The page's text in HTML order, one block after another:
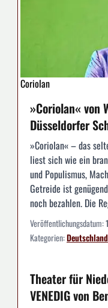
Coriolan
»Coriolan« von
Düsseldorfer
»Coriolan« – das
liest sich wie ein
und Populismus,
Getreide ist
noch bezahlen. Die
Veröffentlichungsdatum:
Kategorien:Deutschland
Theater für
VENEDIG von